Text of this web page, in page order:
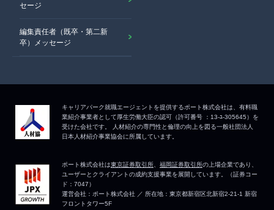
セージ
編集責任者（既卒・第二新
卒）メッセージ